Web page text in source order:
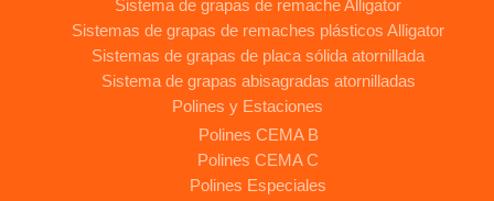
Sistema de grapas de remache Alligator
Sistemas de grapas de remaches plásticos Alligator
Sistemas de grapas de placa sólida atornillada
Sistema de grapas abisagradas atornilladas
Polines y Estaciones
Polines CEMA B
Polines CEMA C
Polines Especiales